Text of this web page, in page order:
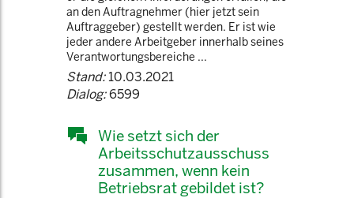
an den Auftragnehmer (hier jetzt sein
Auftraggeber) gestellt werden. Er ist wie
jeder andere Arbeitgeber innerhalb seines
Verantwortungsbereiche ...
Stand:10.03.2021
Dialog:6599
Wie setzt sich der
Arbeitsschutzausschuss
zusammen, wenn kein
Betriebsrat gebildet ist?